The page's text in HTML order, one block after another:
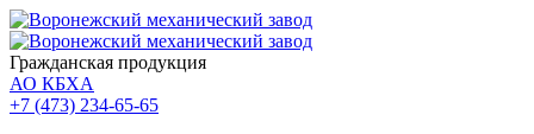
Гражданская продукция
АО КБХА
+7 (473) 234-65-65